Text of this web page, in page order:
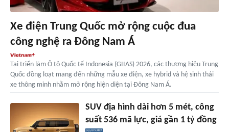
Xe điện Trung Quốc mở rộng cuộc đua
công nghệ ra Đông Nam Á
Tại triển lãm Ô tô Quốc tế Indonesia (GIIAS) 2026, các thương hiệu Trung
Quốc đồng loạt mang đến những mẫu xe điện, xe hybrid và hệ sinh thái
xe thông minh nhằm mở rộng hiện diện tại Đông Nam Á.
SUV địa hình dài hơn 5 mét, công
suất 536 mã lực, giá gần 1 tỷ đồng